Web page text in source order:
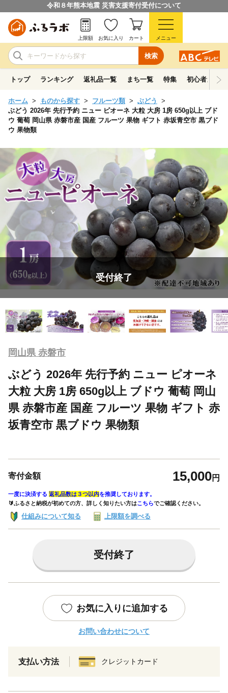
令和８年熊本地震 災害支援寄付受付について
検索
上限額 お気に入り カート メニュー
トップ ランキング 返礼品一覧 まち一覧 特集 初心者ガイド
ホーム ものから探す フルーツ類
ぶどう
ぶどう 2026年 先行予約 ニュー ピオーネ 大粒 大房 1房 650g以上 ブド
ウ 葡萄 岡山県 赤磐市産 国産 フルーツ 果物 ギフト 赤坂青空市 黒ブド
ウ 果物類
受付終了
岡山県 赤磐市
ぶどう 2026年 先行予約 ニュー ピオーネ
大粒 大房 1房 650g以上 ブドウ 葡萄 岡山
県 赤磐市産 国産 フルーツ 果物 ギフト 赤
坂青空市 黒ブドウ 果物類
寄付金額 15,000円
一度に決済する 返礼品数は３つ以内を推奨しております。
🔰ふるさと納税が初めての方、詳しく知りたい方はこちらでご確認ください。
仕組みについて知る 上限額を調べる
受付終了
お気に入りに追加する
お問い合わせについて
支払い方法 クレジットカード